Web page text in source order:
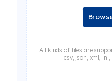
All kinds of files are
csv, json, xml,